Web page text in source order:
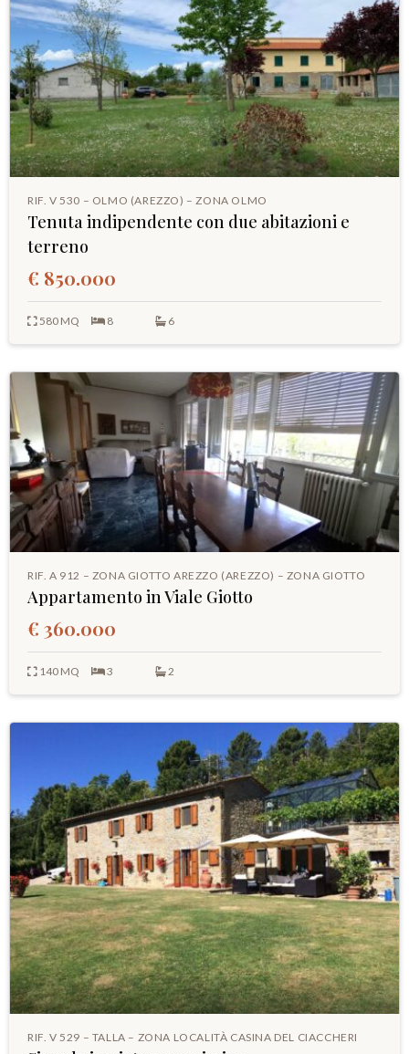
RIF. V 530 – OLMO (AREZZO) – ZONA OLMO
Tenuta indipendente con due abitazioni e
terreno
€ 850.000
580 MQ 8 6
RIF. A 912 – ZONA GIOTTO AREZZO (AREZZO) – ZONA GIOTTO
Appartamento in Viale Giotto
€ 360.000
140 MQ 3 2
RIF. V 529 – TALLA – ZONA LOCALITÀ CASINA DEL CIACCHERI